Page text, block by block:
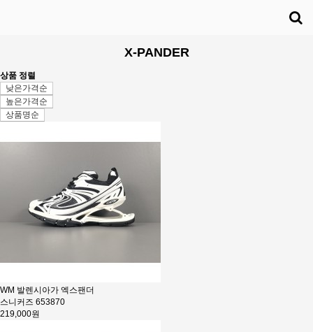
X-PANDER
상품 정렬
낮은가격순
높은가격순
상품명순
WM 발렌시아가 엑스팬더
스니커즈 653870
219,000원